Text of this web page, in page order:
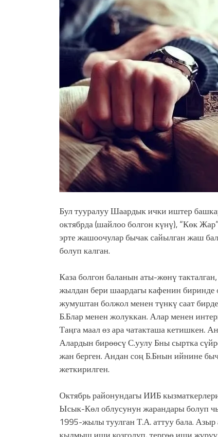
Латын арибиндеги
тарыхы жана редакторлору...
“КАРА КЕМПИР”:
Кыргызстандагы эң ири
Royal Central Park'ка 30 миң
Фестиваль Symphony of
тысяч гостей
Жыргалбек КАСАБОЛОТОВ:
тегерек столго атка
Бул тууралуу Шаардык ички иштер
октябрда (шайлоо болгон күнү), “Көк
эрте жашоочулар бычак сайылган жаш
болуп калган.
Каза болгон баланын аты-жөнү
жылдан бери шаардагы кафенин
жумуштан болжол менен түнкү саат
Б.Блар менен жолуккан. Алар менен
Таңга маал өз ара чатакташа кетишкен.
Алардын бирөөсү С.уулу Бны сыртка
жан берген. Андан соң Б.Бнын ийнине
жеткирилген.
Октябрь районундагы ИИБ
Ысык-Көл облусунун жарандары болуп
1995-жылы туулган Т.А. аттуу бала.